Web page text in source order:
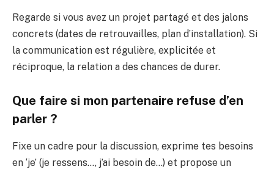
Regarde si vous avez un projet partagé et des jalons
concrets (dates de retrouvailles, plan d’installation). Si
la communication est régulière, explicitée et
réciproque, la relation a des chances de durer.
Que faire si mon partenaire refuse d’en
parler ?
Fixe un cadre pour la discussion, exprime tes besoins
en ‘je’ (je ressens…, j’ai besoin de…) et propose un